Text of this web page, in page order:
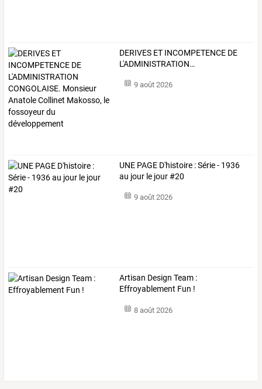
DERIVES ET INCOMPETENCE DE
L'ADMINISTRATION…
9 août 2026
UNE PAGE D'histoire : Série - 1936
au jour le jour #20
9 août 2026
Artisan Design Team :
Effroyablement Fun !
8 août 2026